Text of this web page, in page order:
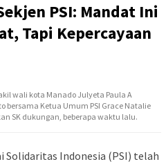
PSI: Mandat Ini
Tapi Kepercayaan
wali kota Manado Julyeta Paula A
bersama Ketua Umum PSI Grace Natalie
SK dukungan, beberapa waktu lalu.
Solidaritas Indonesia (PSI) telah